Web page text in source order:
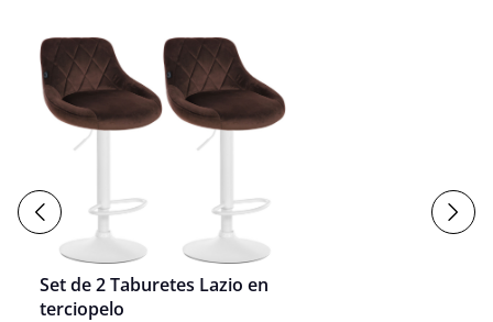
Set de 2 Taburetes Lazio en
terciopelo